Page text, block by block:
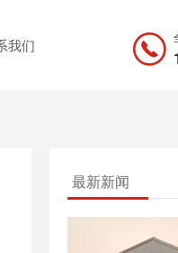
我们
最新新闻